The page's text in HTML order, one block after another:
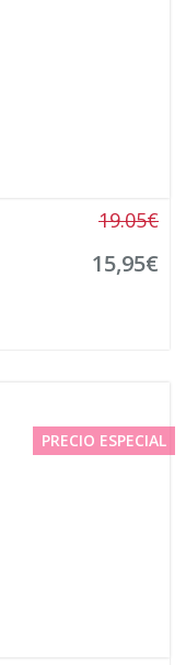
19.05€
15,95€
PRECIO ESPECIAL